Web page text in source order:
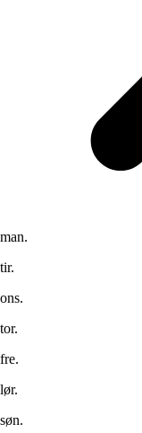
man.
tir.
ons.
tor.
fre.
lør.
søn.